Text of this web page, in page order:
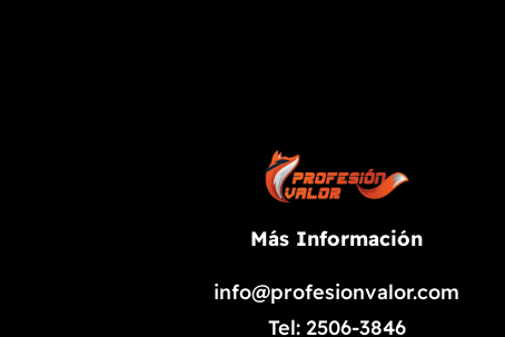
Más Información
info@profesionvalor.com
Tel: 2506-3846